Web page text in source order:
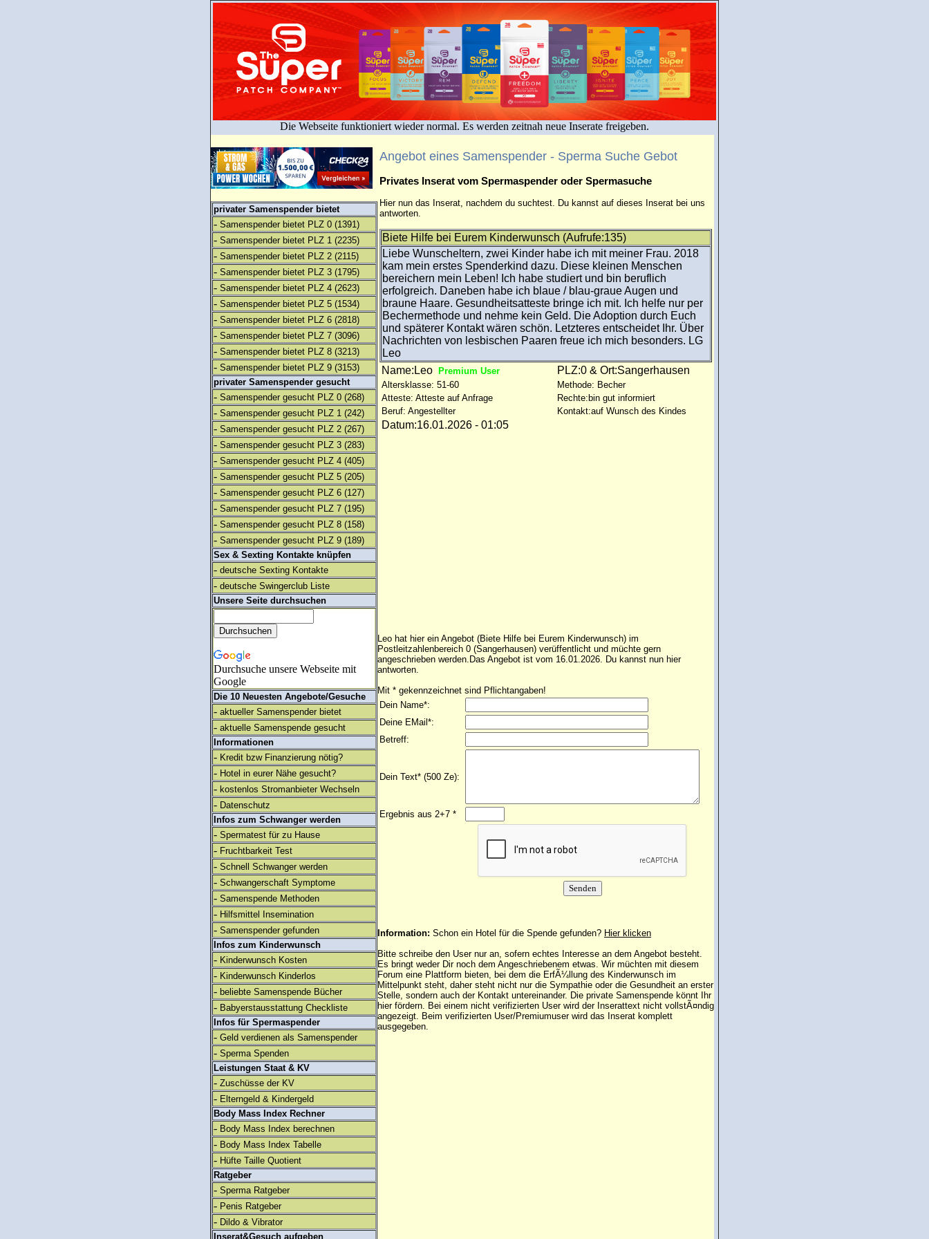
Die Webseite funktioniert wieder normal. Es werden zeitnah neue Inserate freigeben.
privater Samenspender bietet
- Samenspender bietet PLZ 0 (1391)
- Samenspender bietet PLZ 1 (2235)
- Samenspender bietet PLZ 2 (2115)
- Samenspender bietet PLZ 3 (1795)
- Samenspender bietet PLZ 4 (2623)
- Samenspender bietet PLZ 5 (1534)
- Samenspender bietet PLZ 6 (2818)
- Samenspender bietet PLZ 7 (3096)
- Samenspender bietet PLZ 8 (3213)
- Samenspender bietet PLZ 9 (3153)
privater Samenspender gesucht
- Samenspender gesucht PLZ 0 (268)
- Samenspender gesucht PLZ 1 (242)
- Samenspender gesucht PLZ 2 (267)
- Samenspender gesucht PLZ 3 (283)
- Samenspender gesucht PLZ 4 (405)
- Samenspender gesucht PLZ 5 (205)
- Samenspender gesucht PLZ 6 (127)
- Samenspender gesucht PLZ 7 (195)
- Samenspender gesucht PLZ 8 (158)
- Samenspender gesucht PLZ 9 (189)
Sex & Sexting Kontakte knüpfen
- deutsche Sexting Kontakte
- deutsche Swingerclub Liste
Unsere Seite durchsuchen
Durchsuche unsere Webseite mit
Google
Die 10 Neuesten Angebote/Gesuche
- aktueller Samenspender bietet
- aktuelle Samenspende gesucht
Informationen
- Kredit bzw Finanzierung nötig?
- Hotel in eurer Nähe gesucht?
- kostenlos Stromanbieter Wechseln
- Datenschutz
Infos zum Schwanger werden
- Spermatest für zu Hause
- Fruchtbarkeit Test
- Schnell Schwanger werden
- Schwangerschaft Symptome
- Samenspende Methoden
- Hilfsmittel Insemination
- Samenspender gefunden
Infos zum Kinderwunsch
- Kinderwunsch Kosten
- Kinderwunsch Kinderlos
- beliebte Samenspende Bücher
- Babyerstausstattung Checkliste
Infos für Spermaspender
- Geld verdienen als Samenspender
- Sperma Spenden
Leistungen Staat & KV
- Zuschüsse der KV
- Elterngeld & Kindergeld
Body Mass Index Rechner
- Body Mass Index berechnen
- Body Mass Index Tabelle
- Hüfte Taille Quotient
Ratgeber
- Sperma Ratgeber
- Penis Ratgeber
- Dildo & Vibrator
Inserat&Gesuch aufgeben
Angebot eines Samenspender - Sperma Suche Gebot
Privates Inserat vom Spermaspender oder Spermasuche
Hier nun das Inserat, nachdem du suchtest. Du kannst auf dieses Inserat bei uns
antworten.
Biete Hilfe bei Eurem Kinderwunsch (Aufrufe:135)
Liebe Wunscheltern, zwei Kinder habe ich mit meiner Frau. 2018
kam mein erstes Spenderkind dazu. Diese kleinen Menschen
bereichern mein Leben! Ich habe studiert und bin beruflich
erfolgreich. Daneben habe ich blaue / blau-graue Augen und
braune Haare. Gesundheitsatteste bringe ich mit. Ich helfe nur per
Bechermethode und nehme kein Geld. Die Adoption durch Euch
und späterer Kontakt wären schön. Letzteres entscheidet Ihr. Über
Nachrichten von lesbischen Paaren freue ich mich besonders. LG
Leo
Name:Leo
Premium User PLZ:0 & Ort:Sangerhausen
Altersklasse: 51-60
Methode: Becher
Atteste: Atteste auf Anfrage
Rechte:bin gut informiert
Beruf: Angestellter
Kontakt:auf Wunsch des Kindes
Datum:16.01.2026 - 01:05
Leo hat hier ein Angebot (Biete Hilfe bei Eurem Kinderwunsch) im
Postleitzahlenbereich 0 (Sangerhausen) verüffentlicht und müchte gern
angeschrieben werden.Das Angebot ist vom 16.01.2026. Du kannst nun hier
antworten.
Mit * gekennzeichnet sind Pflichtangaben!
Dein Name*:
Deine EMail*:
Betreff:
Dein Text* (500 Ze):
Ergebnis aus 2+7 *
Information: Schon ein Hotel für die Spende gefunden? Hier klicken
Bitte schreibe den User nur an, sofern echtes Interesse an dem Angebot besteht.
Es bringt weder Dir noch dem Angeschriebenem etwas. Wir müchten mit diesem
Forum eine Plattform bieten, bei dem die ErfÃ¼llung des Kinderwunsch im
Mittelpunkt steht, daher steht nicht nur die Sympathie oder die Gesundheit an erster
Stelle, sondern auch der Kontakt untereinander. Die private Samenspende könnt Ihr
hier fördern. Bei einem nicht verifizierten User wird der Inserattext nicht vollstÃ¤ndig
angezeigt. Beim verifizierten User/Premiumuserwird das Inserat komplett
ausgegeben.